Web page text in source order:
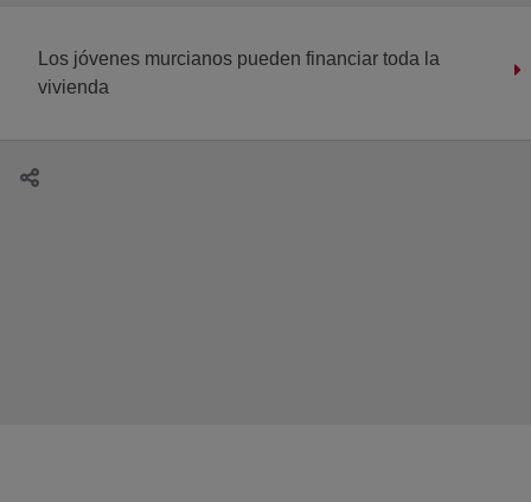
Los jóvenes murcianos pueden financiar toda la
vivienda